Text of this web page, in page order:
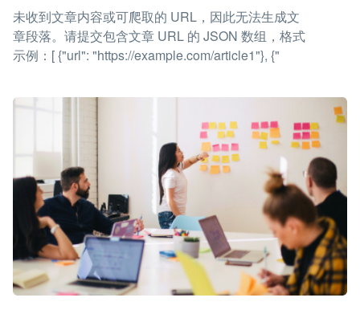
未收到文章内容或可爬取的 URL，因此无法生成文
章段落。请提交包含文章 URL 的 JSON 数组，格式
示例：[ {"url": "https://example.com/article1"}, {"